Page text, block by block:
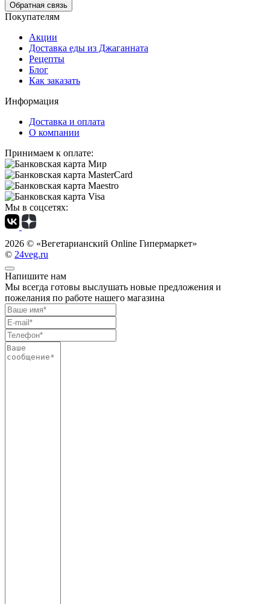
Обратная связь
Покупателям
Акции
Доставка еды из Джаганната
Рецепты
Блог
Как заказать
Информация
Доставка и оплата
О компании
Принимаем к оплате:
Мы в соцсетях:
2026 © «Вегетарианский Online Гипермаркет»
© 24veg.ru
Напишите нам
Мы всегда готовы выслушать новые предложения и
пожелания по работе нашего магазина